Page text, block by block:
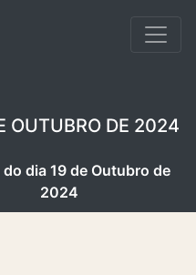
OUTUBRO DE 2024
dia 19 de Outubro de
2024